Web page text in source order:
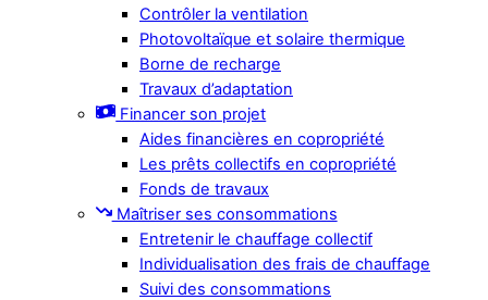
Contrôler la ventilation
Photovoltaïque et solaire thermique
Borne de recharge
Travaux d’adaptation
Financer son projet
Aides financières en copropriété
Les prêts collectifs en copropriété
Fonds de travaux
Maîtriser ses consommations
Entretenir le chauffage collectif
Individualisation des frais de chauffage
Suivi des consommations